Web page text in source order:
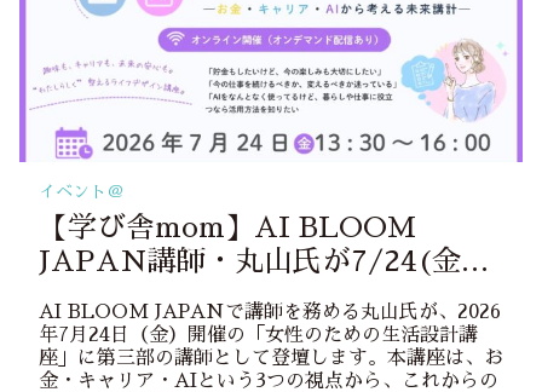
イベント＠
【学び舎mom】AI BLOOM
JAPAN講師・丸山氏が7/24(金)
「女性のための生活設計講座」に登
壇！
AI BLOOM JAPANで講師を務める丸山氏が、2026
年7月24日（金）開催の「女性のための生活設計講
座」に第三部の講師として登壇します。本講座は、お
金・キャリア・AIという3つの視点から、これからの